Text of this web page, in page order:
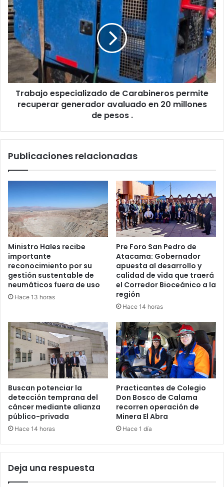
Trabajo especializado de Carabineros permite
recuperar generador avaluado en 20 millones
de pesos .
Publicaciones relacionadas
Ministro Hales recibe
importante
reconocimiento por su
gestión sustentable de
neumáticos fuera de uso
Hace 13 horas
Pre Foro San Pedro de
Atacama: Gobernador
apuesta al desarrollo y
calidad de vida que traerá
el Corredor Bioceánico a la
región
Hace 14 horas
Buscan potenciar la
detección temprana del
cáncer mediante alianza
público-privada
Hace 14 horas
Practicantes de Colegio
Don Bosco de Calama
recorren operación de
Minera El Abra
Hace 1 día
Deja una respuesta